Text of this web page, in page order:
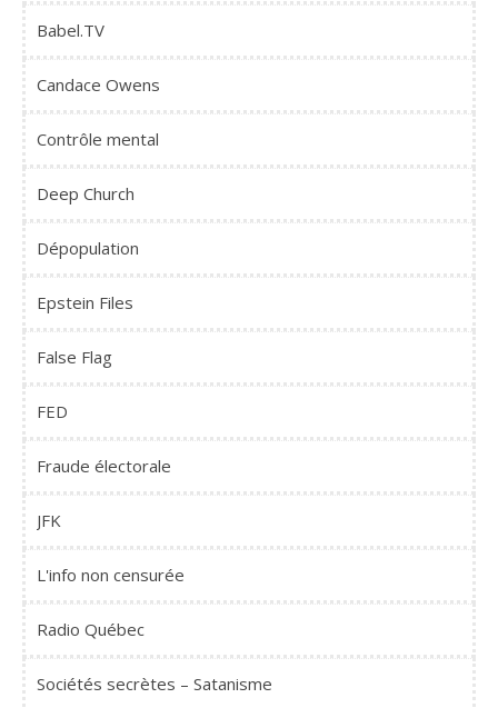
Babel.TV
Candace Owens
Contrôle mental
Deep Church
Dépopulation
Epstein Files
False Flag
FED
Fraude électorale
JFK
L'info non censurée
Radio Québec
Sociétés secrètes – Satanisme